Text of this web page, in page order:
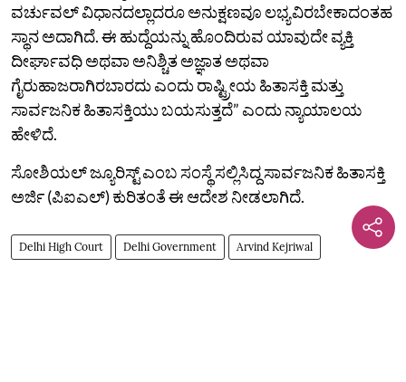
ವರ್ಚುವಲ್‌ ವಿಧಾನದಲ್ಲಾದರೂ ಅನುಕ್ಷಣವೂ ಲಭ್ಯವಿರಬೇಕಾದಂತಹ
ಸ್ಥಾನ ಅದಾಗಿದೆ. ಈ ಹುದ್ದೆಯನ್ನು ಹೊಂದಿರುವ ಯಾವುದೇ ವ್ಯಕ್ತಿ
ದೀರ್ಘಾವಧಿ ಅಥವಾ ಅನಿಶ್ಚಿತ ಅಜ್ಞಾತ ಅಥವಾ
ಗೈರುಹಾಜರಾಗಿರಬಾರದು ಎಂದು ರಾಷ್ಟ್ರೀಯ ಹಿತಾಸಕ್ತಿ ಮತ್ತು
ಸಾರ್ವಜನಿಕ ಹಿತಾಸಕ್ತಿಯು ಬಯಸುತ್ತದೆ” ಎಂದು ನ್ಯಾಯಾಲಯ
ಹೇಳಿದೆ.
ಸೋಶಿಯಲ್ ಜ್ಯೂರಿಸ್ಟ್ ಎಂಬ ಸಂಸ್ಥೆ ಸಲ್ಲಿಸಿದ್ದ ಸಾರ್ವಜನಿಕ ಹಿತಾಸಕ್ತಿ
ಅರ್ಜಿ (ಪಿಐಎಲ್) ಕುರಿತಂತೆ ಈ ಆದೇಶ ನೀಡಲಾಗಿದೆ.
Delhi High Court Delhi Government Arvind Kejriwal